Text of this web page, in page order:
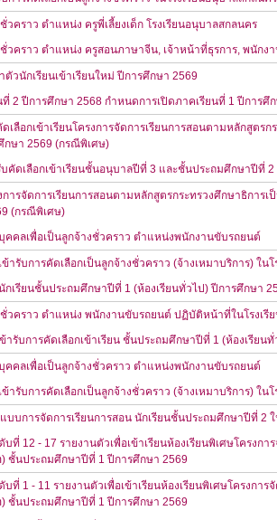
วคราว ตำแหน่ง ครูพี่เลี้ยงเด็ก โรงเรียนอนุบาลสกลนคร
วคราว ตำแหน่ง ครูสอนภาษาจีน, เจ้าหน้าที่ธุรการ, พนักง
ตัวนักเรียนเข้าเรียนใหม่ ปีการศึกษา 2569
2 ปีการศึกษา 2568 กำหนดการเปิดภาคเรียนที่ 1 ปีการ
เลือกเข้าเรียนโครงการจัดการเรียนการสอนตามหลักสูตร
กษา 2569 (กรณีพิเศษ)
คัดเลือกเข้าเรียนชั้นอนุบาลปีที่ 3 และชั้นประถมศึกษาปีที่
การจัดการเรียนการสอนตามหลักสูตรกระทรวงศึกษาธิกา
(กรณีพิเศษ)
คคลเพื่อเป็นลูกจ้างชั่วคราว ตำแหน่งพนักงานขับรถยนต์
ารับการคัดเลือกเป็นลูกจ้างชั่วคราว (จ้างเหมาบริการ) ใน
กเรียนชั้นประถมศึกษาปีที่ 1 (ห้องเรียนทั่วไป) ปีการศึกษา
วคราว ตำแหน่ง พนักงานขับรถยนต์ ปฏิบัติหน้าที่ในโรงเรี
ารับการคัดเลือกเข้าเรียน ชั้นประถมศึกษาปีที่ 1 (ห้องเรียน
คคลเพื่อเป็นลูกจ้างชั่วคราว ตำแหน่งพนักงานขับรถยนต์
ารับการคัดเลือกเป็นลูกจ้างชั่วคราว (จ้างเหมาบริการ) ใน
บบการจัดการเรียนการสอน นักเรียนชั้นประถมศึกษาปีที่ 2
บที่ 12 - 17 รายงานตัวเพื่อเข้าเรียนห้องเรียนพิเศษโครง
ชั้นประถมศึกษาปีที่ 1 ปีการศึกษา 2569
บที่ 1 - 11 รายงานตัวเพื่อเข้าเรียนห้องเรียนพิเศษโครงก
ชั้นประถมศึกษาปีที่ 1 ปีการศึกษา 2569